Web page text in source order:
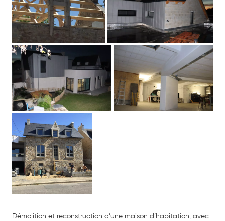
Démolition et reconstruction d’une maison d’habitation, avec